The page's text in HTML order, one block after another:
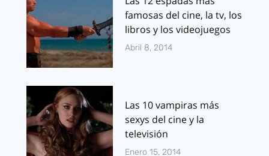
famosas del cine, la tv, los
libros y los videojuegos
Abril 8, 2014
Las 10 vampiras más
sexys del cine y la
televisión
Enero 15, 2014